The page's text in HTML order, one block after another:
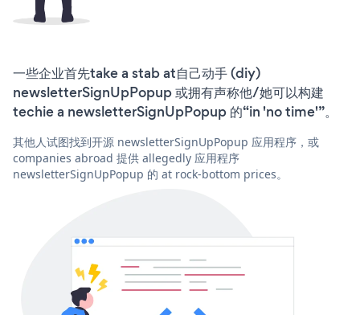
一些企业首先take a stab at自己动手 (diy)
newsletterSignUpPopup 或拥有声称他/她可以构建
techie a newsletterSignUpPopup 的“in 'no time'”。
其他人试图找到开源 newsletterSignUpPopup 应用程序，或
companies abroad 提供 allegedly 应用程序
newsletterSignUpPopup 的 at rock-bottom prices。